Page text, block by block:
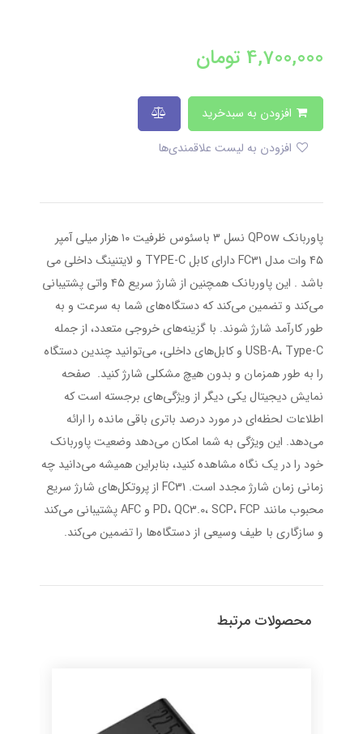
4,700,000 تومان
پاوربانک QPow نسل ۳ باسئوس ظرفیت ۱۰ هزار میلی آمپر
۴۵ وات مدل FC31 دارای کابل TYPE-C و لایتنینگ داخلی می
باشد . این پاوربانک همچنین از شارژ سریع ۴۵ واتی پشتیبانی
می‌کند و تضمین می‌کند که دستگاه‌های شما به سرعت و به
طور کارآمد شارژ شوند. با گزینه‌های خروجی متعدد، از جمله
USB-A، Type-C و کابل‌های داخلی، می‌توانید چندین دستگاه
را به طور همزمان و بدون هیچ مشکلی شارژ کنید. صفحه
نمایش دیجیتال یکی دیگر از ویژگی‌های برجسته است که
اطلاعات لحظه‌ای در مورد درصد باتری باقی مانده را ارائه
می‌دهد. این ویژگی به شما امکان می‌دهد وضعیت پاوربانک
خود را در یک نگاه مشاهده کنید، بنابراین همیشه می‌دانید چه
زمانی زمان شارژ مجدد است. FC31 از پروتکل‌های شارژ سریع
محبوب مانند PD، QC3.0، SCP، FCP و AFC پشتیبانی می‌کند
و سازگاری با طیف وسیعی از دستگاه‌ها را تضمین می‌کند.
محصولات مرتبط